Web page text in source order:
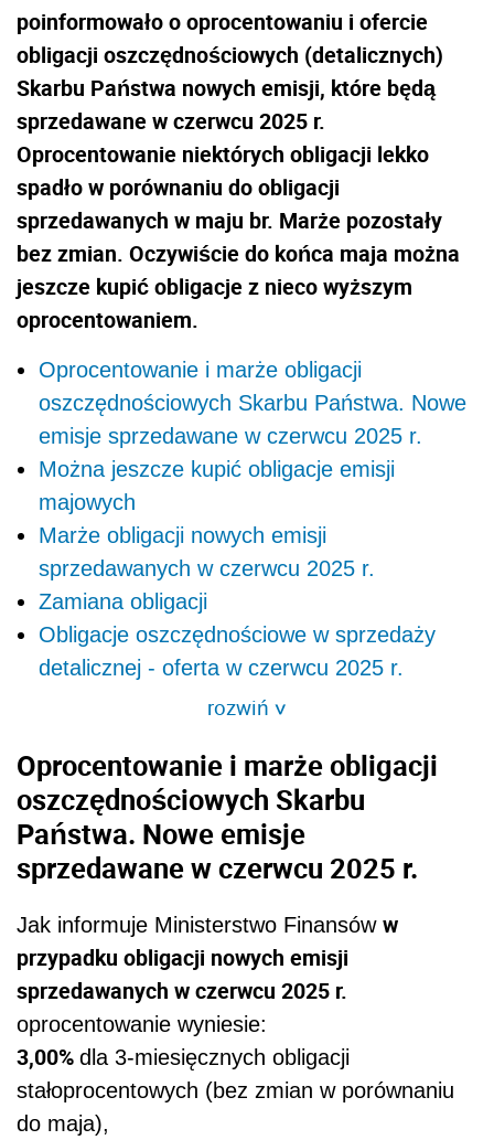
poinformowało o oprocentowaniu i ofercie
obligacji oszczędnościowych (detalicznych)
Skarbu Państwa nowych emisji, które będą
sprzedawane w czerwcu 2025 r.
Oprocentowanie niektórych obligacji lekko
spadło w porównaniu do obligacji
sprzedawanych w maju br. Marże pozostały
bez zmian. Oczywiście do końca maja można
jeszcze kupić obligacje z nieco wyższym
oprocentowaniem.
Oprocentowanie i marże obligacji
oszczędnościowych Skarbu Państwa. Nowe
emisje sprzedawane w czerwcu 2025 r.
Można jeszcze kupić obligacje emisji
majowych
Marże obligacji nowych emisji
sprzedawanych w czerwcu 2025 r.
Zamiana obligacji
Obligacje oszczędnościowe w sprzedaży
detalicznej - oferta w czerwcu 2025 r.
rozwiń>
Oprocentowanie i marże obligacji
oszczędnościowych Skarbu
Państwa. Nowe emisje
sprzedawane w czerwcu 2025 r.
Jak informuje Ministerstwo Finansów w
przypadku obligacji nowych emisji
sprzedawanych w czerwcu 2025 r.
oprocentowanie wyniesie:
3,00% dla 3-miesięcznych obligacji
stałoprocentowych (bez zmian w porównaniu
do maja),